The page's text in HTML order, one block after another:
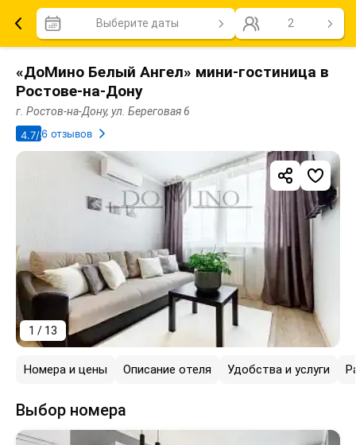
Выберите даты 2
«ДоМино Белый Ангел» мини-гостиница в
Ростове-на-Дону
г. Ростов-на-Дону, ул. Береговая 6
4.7/56 отзывов
1 / 13
Номера и цены Описание отеля Удобства и услуги
Выбор номера